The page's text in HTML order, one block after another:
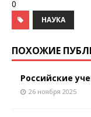
0
НАУКА
ПОХОЖИЕ
Российские
26 ноября 2025